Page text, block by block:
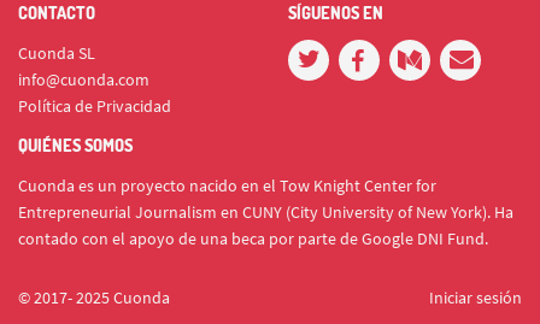
CONTACTO
Cuonda SL
info@cuonda.com
Política de Privacidad
SÍGUENOS EN
QUIÉNES SOMOS
Cuonda es un proyecto nacido en el Tow Knight Center for
Entrepreneurial Journalism en CUNY (City University of New York). Ha
contado con el apoyo de una beca por parte de Google DNI Fund.
© 2017- 2025 Cuonda Iniciar sesión